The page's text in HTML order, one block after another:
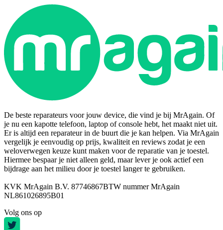
De beste reparateurs voor jouw device, die vind je bij MrAgain. Of
je nu een kapotte telefoon, laptop of console hebt, het maakt niet uit.
Er is altijd een reparateur in de buurt die je kan helpen. Via MrAgain
vergelijk je eenvoudig op prijs, kwaliteit en reviews zodat je een
weloverwegen keuze kunt maken voor de reparatie van je toestel.
Hiermee bespaar je niet alleen geld, maar lever je ook actief een
bijdrage aan het milieu door je toestel langer te gebruiken.
KVK MrAgain B.V. 87746867BTW nummer MrAgain
NL861026895B01
Volg ons op